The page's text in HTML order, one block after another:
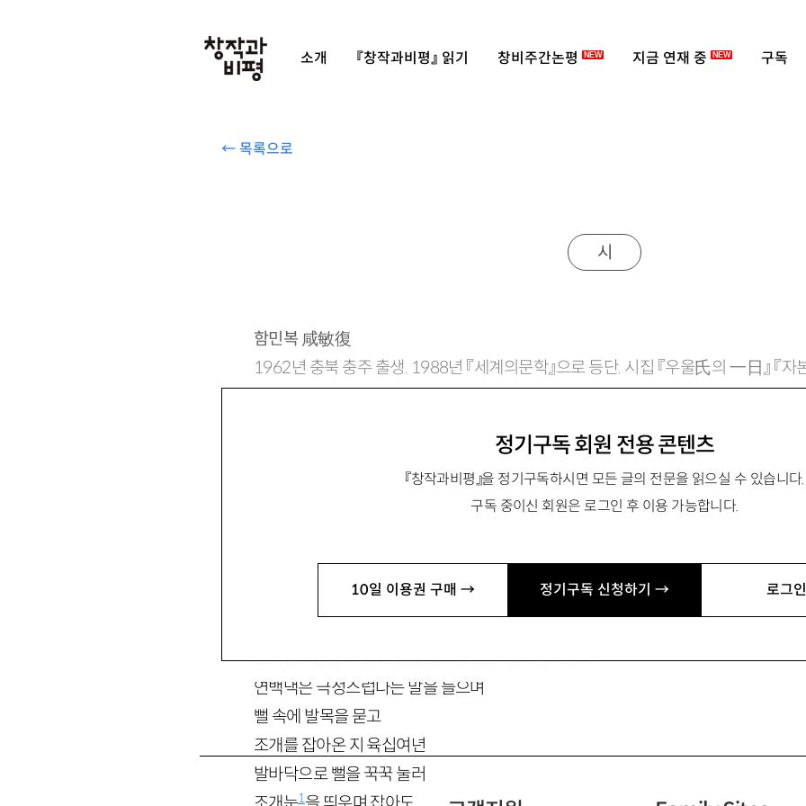
소개 『창작과비평』 읽기 창비주간논평 NEW 지금 연재 중 NEW 구독
← 목록으로
정기구독 회원 전용 콘텐츠
『창작과비평』을 정기구독하시면 모든 글의 전문을 읽으실 수 있습니다.
구독 중이신 회원은 로그인 후 이용 가능합니다.
10일 이용권 구매 → 정기구독 신청하기 → 로그
시
함민복 咸敏復
1962년 충북 충주 출생. 1988년 『세계의문학』으로 등단. 시집 『우울氏의 一日』 『자
조개잡이꾼들이 없어 뻘길 십리를 홀로 걸어들어왔다
연백댁은 극성스럽다는 말을 들으며
뻘 속에 발목을 묻고
조개를 잡아온 지 육십여년
발바닥으로 뻘을 꾹꾹 눌러
1